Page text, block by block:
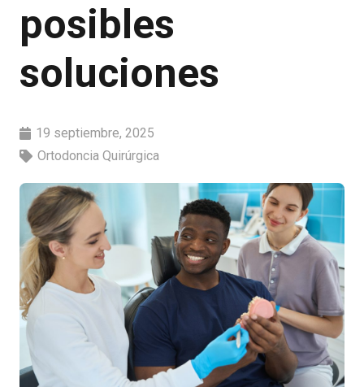
posibles
soluciones
19 septiembre, 2025
Ortodoncia Quirúrgica